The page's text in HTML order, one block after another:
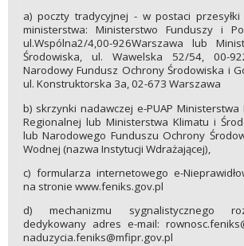
a) poczty tradycyjnej - w postaci
ministerstwa: Ministerstwo Funduszy i
ul.Wspólna2/4,00-926Warszawa lub
Środowiska, ul. Wawelska 52/54, 00-
Narodowy Fundusz Ochrony Środowiska i
ul. Konstruktorska 3a, 02-673 Warszawa
b) skrzynki nadawczej e-PUAP Ministerstwa
Regionalnej lub Ministerstwa Klimatu i
lub Narodowego Funduszu Ochrony
Wodnej (nazwa Instytucji Wdrażającej),
c) formularza internetowego e-
na stronie www.feniks.gov.pl
d) mechanizmu sygnalistycznego
dedykowany adres e-mail:
naduzycia.feniks@mfipr.gov.pl